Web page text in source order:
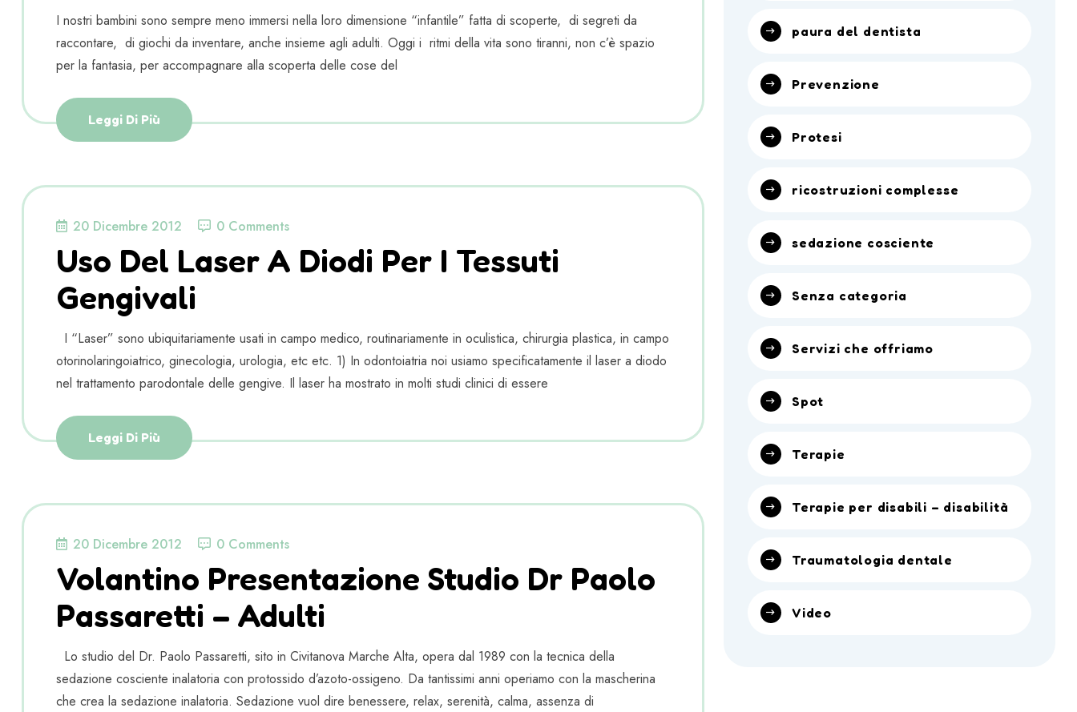
I nostri bambini sono sempre meno immersi nella loro dimensione “infantile” fatta di scoperte, di segreti da
raccontare, di giochi da inventare, anche insieme agli adulti. Oggi i ritmi della vita sono tiranni, non c’è spazio
per la fantasia, per accompagnare alla scoperta delle cose del
Leggi Di Più
20 Dicembre 2012 0 Comments
Uso Del Laser A Diodi Per I Tessuti
Gengivali
I “Laser” sono ubiquitariamente usati in campo medico, routinariamente in oculistica, chirurgia plastica, in campo
otorinolaringoiatrico, ginecologia, urologia, etc etc. 1) In odontoiatria noi usiamo specificatamente il laser a diodo
nel trattamento parodontale delle gengive. Il laser ha mostrato in molti studi clinici di essere
Leggi Di Più
20 Dicembre 2012 0 Comments
Volantino Presentazione Studio Dr Paolo
Passaretti – Adulti
Lo studio del Dr. Paolo Passaretti, sito in Civitanova Marche Alta, opera dal 1989 con la tecnica della
sedazione cosciente inalatoria con protossido d’azoto-ossigeno. Da tantissimi anni operiamo con la mascherina
che crea la sedazione inalatoria. Sedazione vuol dire benessere, relax, serenità, calma, assenza di
paura del dentista
Prevenzione
Protesi
ricostruzioni complesse
sedazione cosciente
Senza categoria
Servizi che offriamo
Spot
Terapie
Terapie per disabili – disabilità
Traumatologia dentale
Video